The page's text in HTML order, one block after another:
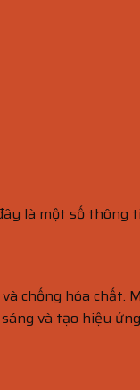
là một số thông
chống hóa
và tạo hiệu